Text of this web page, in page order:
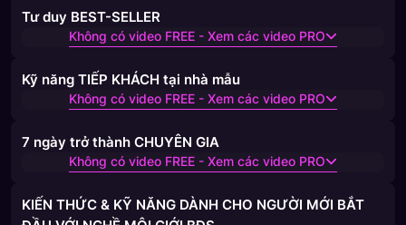
Tư duy BEST-SELLER
Không có video FREE - Xem các video PRO
Kỹ năng TIẾP KHÁCH tại nhà mẫu
Không có video FREE - Xem các video PRO
7 ngày trở thành CHUYÊN GIA
Không có video FREE - Xem các video PRO
KIẾN THỨC & KỸ NĂNG DÀNH CHO NGƯỜI MỚI BẮT